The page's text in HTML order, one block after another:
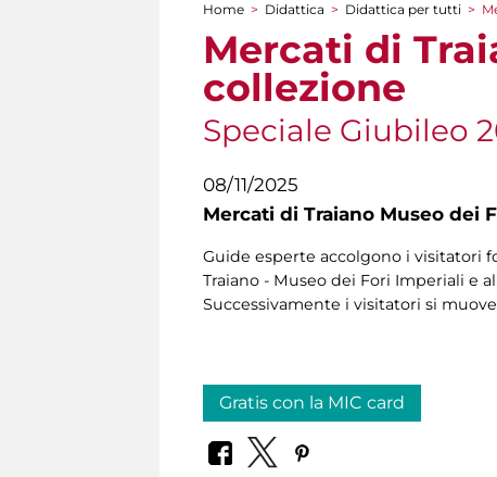
Tu sei qui
Home > Didattica > Didattica per tutti >
Mercati di
collezione
Speciale Giubileo
08/11/2025
Mercati di Traiano Museo dei
Guide esperte accolgono i visitatori
Traiano - Museo dei Fori Imperiali e
Successivamente i visitatori si
Gratis con la MIC card